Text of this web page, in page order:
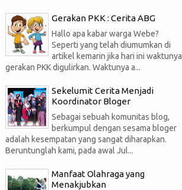
Gerakan PKK : Cerita ABG
Hallo apa kabar warga Webe?
Seperti yang telah diumumkan di
artikel kemarin jika hari ini waktunya
gerakan PKK digulirkan. Waktunya a...
Sekelumit Cerita Menjadi
Koordinator Bloger
Sebagai sebuah komunitas blog,
berkumpul dengan sesama bloger
adalah kesempatan yang sangat diharapkan.
Beruntunglah kami, pada awal Jul...
Manfaat Olahraga yang
Menakjubkan